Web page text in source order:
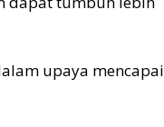
upaya mencapai